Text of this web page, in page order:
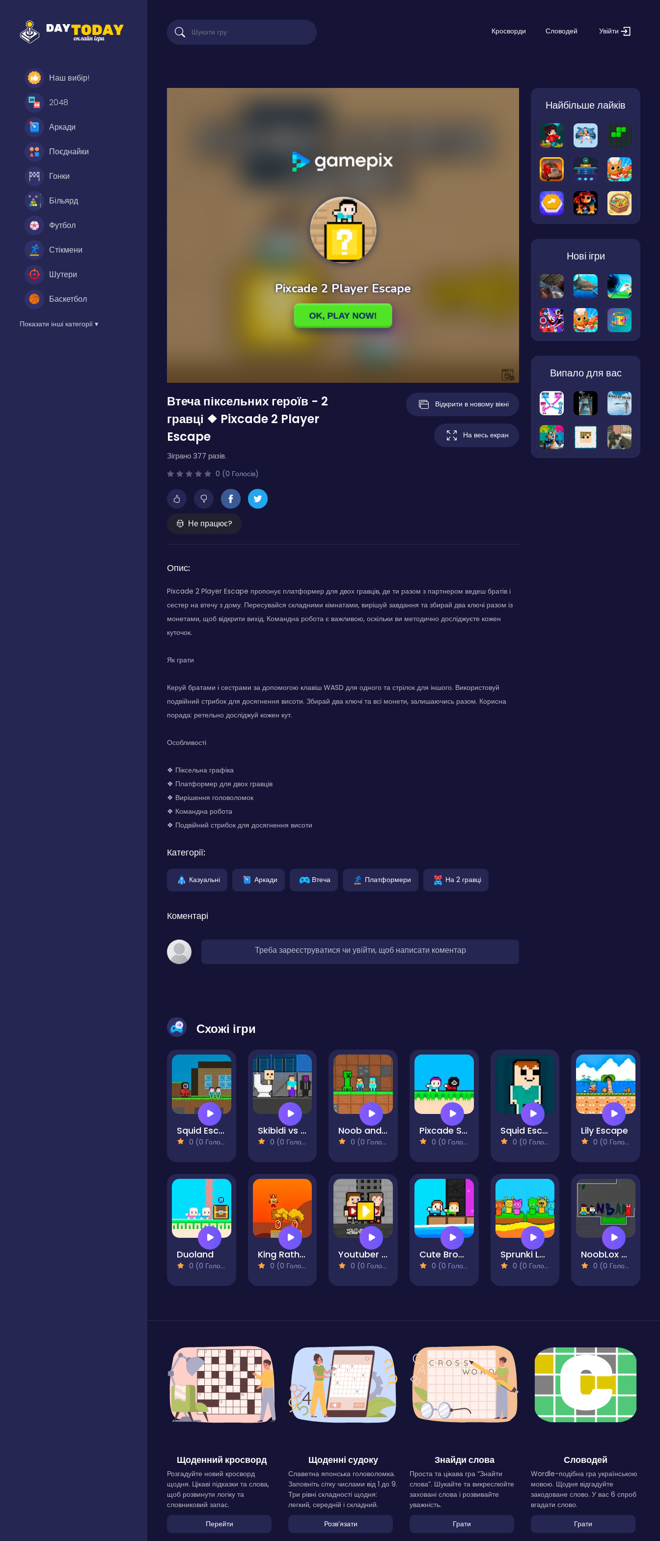
Наш вибір!
2048
Аркади
Поєднайки
Гонки
Більярд
Футбол
Стікмени
Шутери
Баскетбол
Показати інші категорії ▾
Кросворди Словодей Увійти
Втеча піксельних героїв - 2
гравці ❖ Pixcade 2 Player
Escape
Зіграно 377 разів.
0 (0 Голосів)
Не працює?
Відкрити в новому вікні
На весь екран
Опис:
Pixcade 2 Player Escape пропонує платформер для двох гравців, де ти разом з партнером ведеш братів і
сестер на втечу з дому. Пересувайся складними кімнатами, вирішуй завдання та збирай два ключі разом із
монетами, щоб відкрити вихід. Командна робота є важливою, оскільки ви методично досліджуєте кожен
куточок.
Як грати
Керуй братами і сестрами за допомогою клавіш WASD для одного та стрілок для іншого. Використовуй
подвійний стрибок для досягнення висоти. Збирай два ключі та всі монети, залишаючись разом. Корисна
порада: ретельно досліджуй кожен кут.
Особливості
❖ Піксельна графіка
❖ Платформер для двох гравців
❖ Вирішення головоломок
❖ Командна робота
❖ Подвійний стрибок для досягнення висоти
Категорії:
Казуальні Аркади Втеча Платформери На 2 гравці
Коментарі
Треба зареєструватися чи увійти, щоб написати коментар
Найбільше лайків
Нові ігри
Випало для вас
Схожі ігри
Squid Escape But Blockworld
0 (0 Голосів)
Skibidi vs Noob & Cameraman
0 (0 Голосів)
Noob and Pro Monster School
0 (0 Голосів)
Pixcade Squid
0 (0 Голосів)
Squid Escape Game
0 (0 Голосів)
Lily Escape
0 (0 Голосів)
Duoland
0 (0 Голосів)
King Rathor 2
0 (0 Голосів)
Youtuber Mcraft 2Player
0 (0 Голосів)
Cute Bros 2 Player
0 (0 Голосів)
Sprunki Lava Escape 2Player
0 (0 Голосів)
NoobLox vs Garten 2 Player
0 (0 Голосів)
Щоденний кросворд
Розгадуйте новий кросворд
щодня. Цікаві підказки та слова,
щоб розвинути логіку та
словниковий запас.
Перейти
Щоденні судоку
Славетна японська головоломка.
Заповніть сітку числами від 1 до 9.
Три рівні складності щодня:
легкий, середній і складний.
Розвʼязати
Знайди слова
Проста та цікава гра “Знайти
слова”. Шукайте та викреслюйте
заховані слова і розвивайте
уважність.
Грати
Словодей
Wordle-подібна гра українською
мовою. Щодня відгадуйте
закодоване слово. У вас 6 спроб
вгадати слово.
Грати